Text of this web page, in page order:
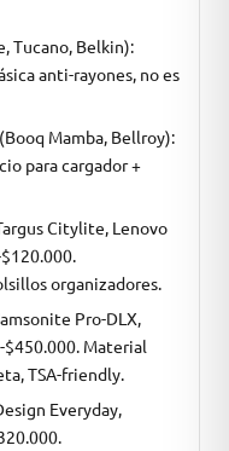
Tucano, Belkin):
anti-rayones, no es
(Booq Mamba, Bellroy):
para cargador +
Citylite, Lenovo
organizadores.
Pro-DLX,
$450.000. Material
TSA-friendly.
Everyday,